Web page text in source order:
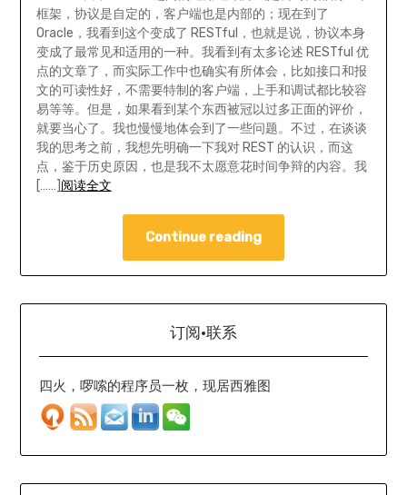
框架，协议是自定的，客户端也是内部的；现在到了
Oracle，我看到这个变成了 RESTful，也就是说，协议本身
变成了最常见和适用的一种。我看到有太多论述 RESTful 优
点的文章了，而实际工作中也确实有所体会，比如接口和报
文的可读性好，不需要特制的客户端，上手和调试都比较容
易等等。但是，如果看到某个东西被冠以过多正面的评价，
就要当心了。我也慢慢地体会到了一些问题。不过，在谈谈
我的思考之前，我想先明确一下我对 REST 的认识，而这
点，鉴于历史原因，也是我不太愿意花时间争辩的内容。我
[……] 阅读全文
Continue reading
订阅·联系
四火，啰嗦的程序员一枚，现居西雅图